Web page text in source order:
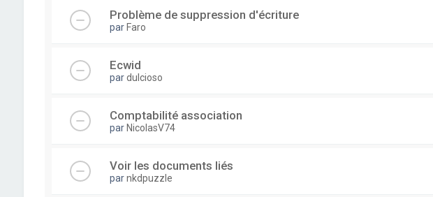
Problème de suppression d'écriture
par Faro
Ecwid
pardulcioso
Comptabilité association
par NicolasV74
Voir les documents liés
parnkdpuzzle